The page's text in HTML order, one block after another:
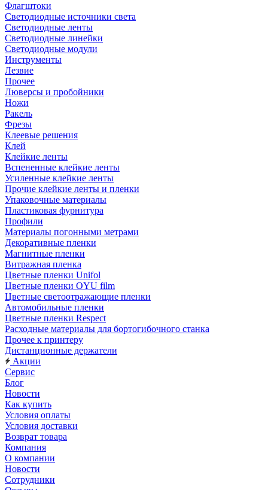
Флагштоки
Светодиодные источники света
Светодиодные ленты
Светодиодные линейки
Светодиодные модули
Инструменты
Лезвие
Прочее
Люверсы и пробойники
Ножи
Ракель
Фрезы
Клеевые решения
Клей
Клейкие ленты
Вспененные клейкие ленты
Усиленные клейкие ленты
Прочие клейкие ленты и пленки
Упаковочные материалы
Пластиковая фурнитура
Профили
Материалы погонными метрами
Декоративные пленки
Магнитные пленки
Витражная пленка
Цветные пленки Unifol
Цветные пленки OYU film
Цветные светоотражающие пленки
Автомобильные пленки
Цветные пленки Respect
Расходные материалы для бортогибочного станка
Прочее к принтеру
Дистанционные держатели
Акции
Сервис
Блог
Новости
Как купить
Условия оплаты
Условия доставки
Возврат товара
Компания
О компании
Новости
Сотрудники